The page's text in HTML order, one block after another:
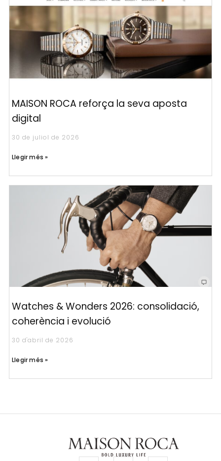
MAISON ROCA reforça la seva aposta
digital
30 de juliol de 2026
Llegir més »
Watches & Wonders 2026: consolidació,
coherència i evolució
30 d'abril de 2026
Llegir més »